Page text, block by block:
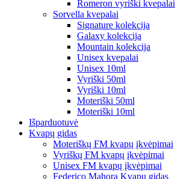
Romeron vyriški kvepalai
Sorvella kvepalai
Signature kolekcija
Galaxy kolekcija
Mountain kolekcija
Unisex kvepalai
Unisex 10ml
Vyriški 50ml
Vyriški 10ml
Moteriški 50ml
Moteriški 10ml
Išparduotuvė
Kvapų gidas
Moteriškų FM kvapų įkvėpimai
Vyriškų FM kvapų įkvėpimai
Unisex FM kvapų įkvėpimai
Federico Mahora Kvapų gidas